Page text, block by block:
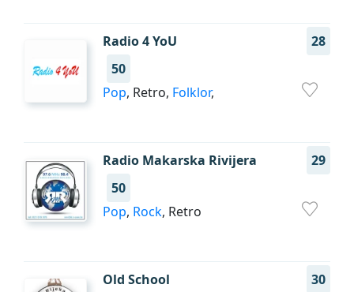
Radio 4 YoU
28
50
Pop, Retro, Folklor,
Radio Makarska Rivijera
29
50
Pop, Rock, Retro
Old School
30